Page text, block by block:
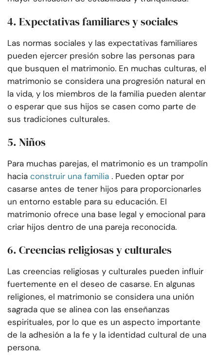
4. Expectativas familiares y sociales
Las normas sociales y las expectativas familiares
pueden ejercer presión sobre las personas para
que busquen el matrimonio. En muchas culturas, el
matrimonio se considera una progresión natural en
la vida, y los miembros de la familia pueden alentar
o esperar que sus hijos se casen como parte de
sus tradiciones culturales.
5. Niños
Para muchas parejas, el matrimonio es un trampolín
hacia construir una familia . Pueden optar por
casarse antes de tener hijos para proporcionarles
un entorno estable para su educación. El
matrimonio ofrece una base legal y emocional para
criar hijos dentro de una pareja reconocida.
6. Creencias religiosas y culturales
Las creencias religiosas y culturales pueden influir
fuertemente en el deseo de casarse. En algunas
religiones, el matrimonio se considera una unión
sagrada que se alinea con las enseñanzas
espirituales, por lo que es un aspecto importante
de la adhesión a la fe y la identidad cultural de una
persona.